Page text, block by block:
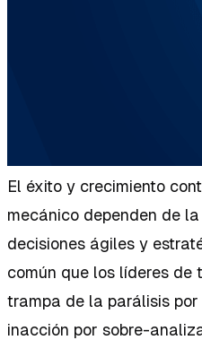
El éxito y crecimiento
mecánico dependen de
decisiones ágiles y
común que los líderes de
trampa de la parálisis
inacción por sobre-